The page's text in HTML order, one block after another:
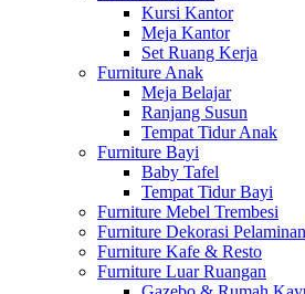
Kursi Kantor
Meja Kantor
Set Ruang Kerja
Furniture Anak
Meja Belajar
Ranjang Susun
Tempat Tidur Anak
Furniture Bayi
Baby Tafel
Tempat Tidur Bayi
Furniture Mebel Trembesi
Furniture Dekorasi Pelaminan
Furniture Kafe & Resto
Furniture Luar Ruangan